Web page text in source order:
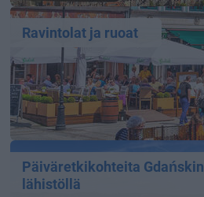
Ravintolat ja ruoat
Päiväretkikohteita Gdańskin
lähistöllä